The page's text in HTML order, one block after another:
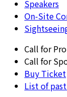
Speakers
On-Site
Call for
Call for
Buy Ticket
List of